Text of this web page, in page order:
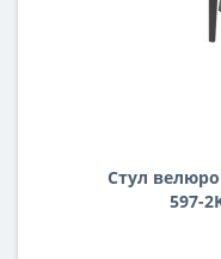
Стул
597-